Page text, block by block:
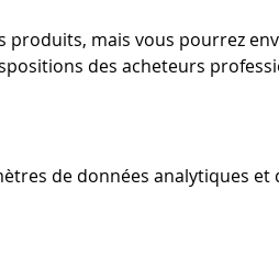
mais vous pourrez
des acheteurs
de données analytiques et